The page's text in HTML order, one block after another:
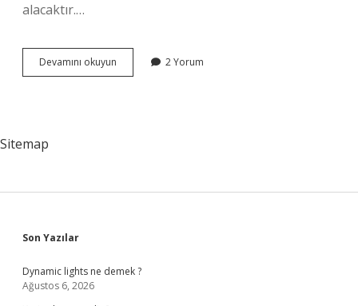
alacaktır.…
Devamını okuyun Borsada
T1
2 Yorum
Sitemap
Sidebar
Son Yazılar
Dynamic lights ne demek ?
Ağustos 6, 2026